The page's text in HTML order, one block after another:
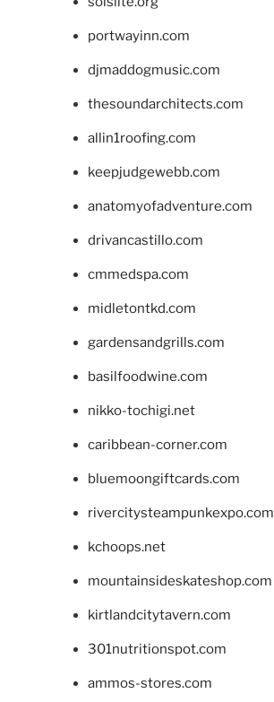
portwayinn.com
djmaddogmusic.com
thesoundarchitects.com
allin1roofing.com
keepjudgewebb.com
anatomyofadventure.com
drivancastillo.com
cmmedspa.com
midletontkd.com
gardensandgrills.com
basilfoodwine.com
nikko-tochigi.net
caribbean-corner.com
bluemoongiftcards.com
rivercitysteampunkexpo.com
kchoops.net
mountainsideskateshop.com
kirtlandcitytavern.com
301nutritionspot.com
ammos-stores.com